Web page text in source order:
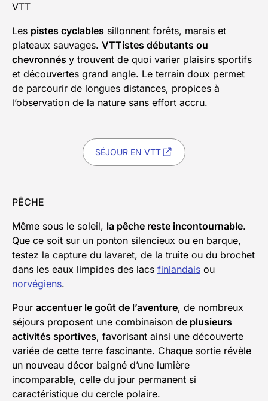
VTT
Les pistes cyclables sillonnent forêts, marais et
plateaux sauvages. VTTistes débutants ou
chevronnés y trouvent de quoi varier plaisirs sportifs
et découvertes grand angle. Le terrain doux permet
de parcourir de longues distances, propices à
l’observation de la nature sans effort accru.
SÉJOUR EN VTT
PÊCHE
Même sous le soleil, la pêche reste incontournable.
Que ce soit sur un ponton silencieux ou en barque,
testez la capture du lavaret, de la truite ou du brochet
dans les eaux limpides des lacs finlandais ou
norvégiens.
Pour accentuer le goût de l’aventure, de nombreux
séjours proposent une combinaison de plusieurs
activités sportives, favorisant ainsi une découverte
variée de cette terre fascinante. Chaque sortie révèle
un nouveau décor baigné d’une lumière
incomparable, celle du jour permanent si
caractéristique du cercle polaire.